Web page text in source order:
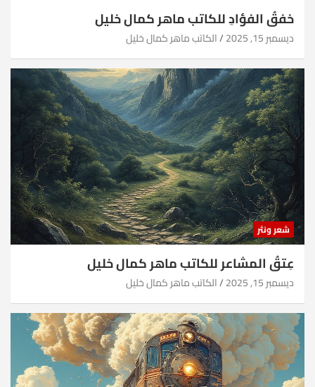
خفقُ الفؤادِ للكاتب ماهر كمال خليل
ديسمبر 15, 2025 الكاتب ماهر كمال خليل
شعر ونثر
عِتقُ المشاعر للكاتب ماهر كمال خليل
ديسمبر 15, 2025 الكاتب ماهر كمال خليل